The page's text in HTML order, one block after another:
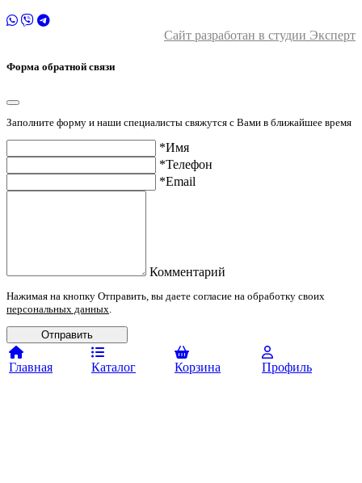
Сайт разработан в студии Эксперт
Форма обратной связи
Заполните форму и наши специалисты свяжутся с Вами в ближайшее время
*Имя
*Телефон
*Email
Комментарий
Нажимая на кнопку Отправить, вы даете согласие на обработку своих
персональных данных.
Отправить
Главная Каталог Корзина Профиль